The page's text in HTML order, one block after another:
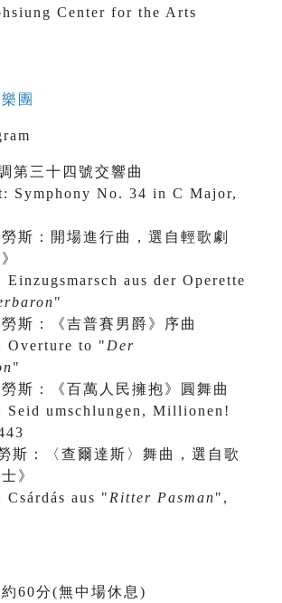
Center for the Arts
團
第三十四號交響曲
Symphony No. 34 in C Major,
斯：開場進行曲，選自輕歌劇
aus der Operette
"
斯：《吉普賽男爵》序曲
Overture to " Der
"
斯：《百萬人民擁抱》圓舞曲
umschlungen, Millionen!
斯：〈查爾達斯〉舞曲，選自歌
》
aus " Ritter Pasman",
約60分(無中場休息)